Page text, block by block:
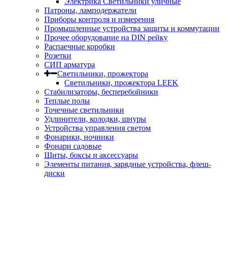
Патроны, ламподержатели
Приборы контроля и измерения
Промышленные устройства защиты и коммутации
Прочее оборудование на DIN рейку
Распаечные коробки
Розетки
СИП арматура
Светильники, прожектора
Светильники, прожектора LEEK
Стабилизаторы, бесперебойники
Теплые полы
Точечные светильники
Удлинители, колодки, шнуры
Устройства управления светом
Фонарики, ночники
Фонари садовые
Щиты, боксы и аксессуары
Элементы питания, зарядные устройства, флеш-
диски